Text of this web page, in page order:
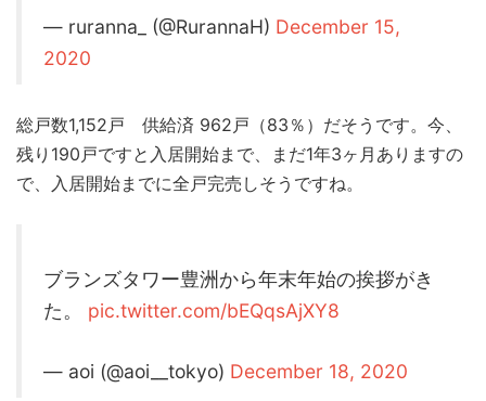
— ruranna_ (@RurannaH) December 15,
2020
総戸数1,152戸 供給済 962戸（83％）だそうです。今、
残り190戸ですと入居開始まで、まだ1年3ヶ月ありますの
で、入居開始までに全戸完売しそうですね。
ブランズタワー豊洲から年末年始の挨拶がき
た。 pic.twitter.com/bEQqsAjXY8
— aoi (@aoi__tokyo) December 18, 2020